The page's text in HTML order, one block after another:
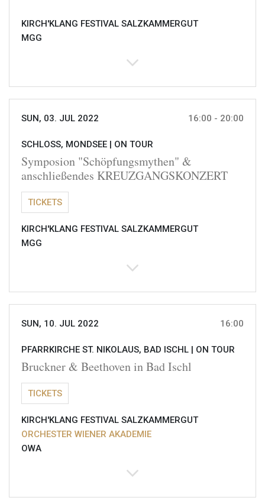
KIRCH'KLANG FESTIVAL SALZKAMMERGUT
MGG
SUN, 03. JUL 2022 16:00 - 20:00
SCHLOSS, MONDSEE | ON TOUR
Symposion "Schöpfungsmythen" &
anschließendes KREUZGANGSKONZERT
TICKETS
KIRCH'KLANG FESTIVAL SALZKAMMERGUT
MGG
SUN, 10. JUL 2022 16:00
PFARRKIRCHE ST. NIKOLAUS, BAD ISCHL | ON TOUR
Bruckner & Beethoven in Bad Ischl
TICKETS
KIRCH'KLANG FESTIVAL SALZKAMMERGUT
ORCHESTER WIENER AKADEMIE
OWA